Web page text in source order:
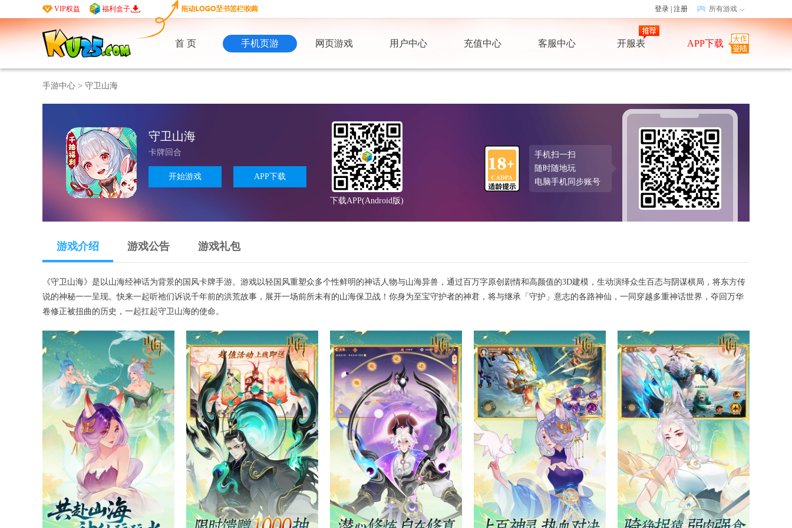
VIP权益 福利盒子 登录 注册 所有游戏
首 页 手机页游 网页游戏 用户中心 充值中心 客服中心 开服表 APP下载
手游中心 > 守卫山海
守卫山海
卡牌回合
开始游戏 APP下载
下载APP(Android版)
手机扫一扫
随时随地玩
电脑手机同步账号
游戏介绍 游戏公告 游戏礼包
《守卫山海》是以山海经神话为背景的国风卡牌手游。游戏以轻国风重塑众多个性鲜明的神话人物与山海异兽，通过百万字原创剧情和高颜值的3D建模，生动演绎众生百态与阴谋棋局，将东方传
说的神秘一一呈现。快来一起听祂们诉说千年前的洪荒故事，展开一场前所未有的山海保卫战！你身为至宝守护者的神君，将与继承「守护」意志的各路神仙，一同穿越多重神话世界，夺回万华
卷修正被扭曲的历史，一起扛起守卫山海的使命。